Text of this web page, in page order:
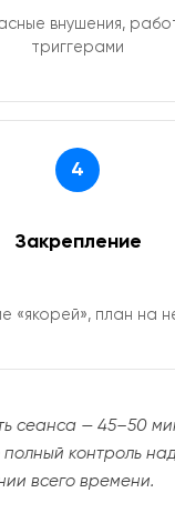
внушения,
триггерами
4
Закрепление
«якорей», план на
сеанса — 45–50
контроль
всего времени.